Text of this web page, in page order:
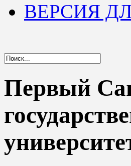
ВЕРСИЯ
Первый